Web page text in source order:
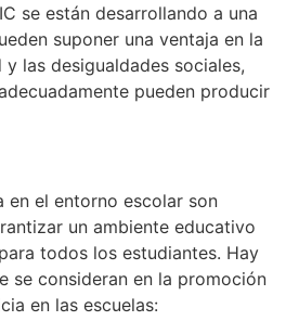
se están desarrollando a una
suponer una ventaja en la
las desigualdades sociales,
pueden producir
en el entorno escolar son
un ambiente educativo
todos los estudiantes. Hay
se consideran en la promoción
en las escuelas: